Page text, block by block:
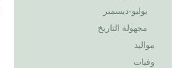
يوليو-ديسمبر
مجهولة التاريخ
مواليد
وفيات